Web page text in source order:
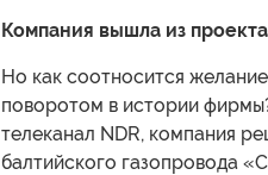
Компания вышла из
Но как соотносится
поворотом в истории
телеканал NDR, компания
балтийского газопровода